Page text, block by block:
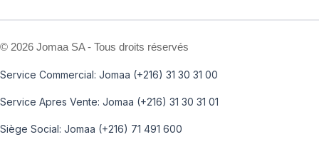
© 2026 Jomaa SA - Tous droits réservés
Service Commercial: Jomaa (+216) 31 30 31 00
Service Apres Vente: Jomaa (+216) 31 30 31 01
Siège Social: Jomaa (+216) 71 491 600